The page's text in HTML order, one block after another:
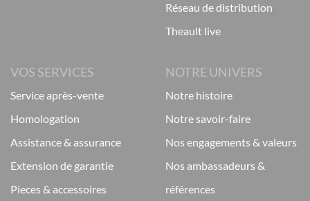
réseau de distribution
theault live
VOS SERVICES
service après-vente
homologation
assistance & assurance
extension de garantie
pieces & accessoires
NOTRE UNIVERS
notre histoire
notre savoir-faire
nos engagements & valeurs
nos ambassadeurs &
références